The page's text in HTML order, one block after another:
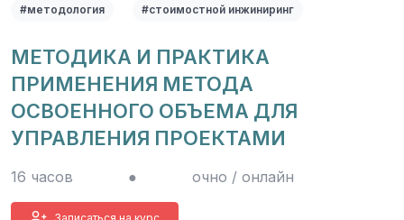
#методология #стоимостной инжиниринг
МЕТОДИКА И ПРАКТИКА
ПРИМЕНЕНИЯ МЕТОДА
ОСВОЕННОГО ОБЪЕМА ДЛЯ
УПРАВЛЕНИЯ ПРОЕКТАМИ
16 часов ● очно / онлайн